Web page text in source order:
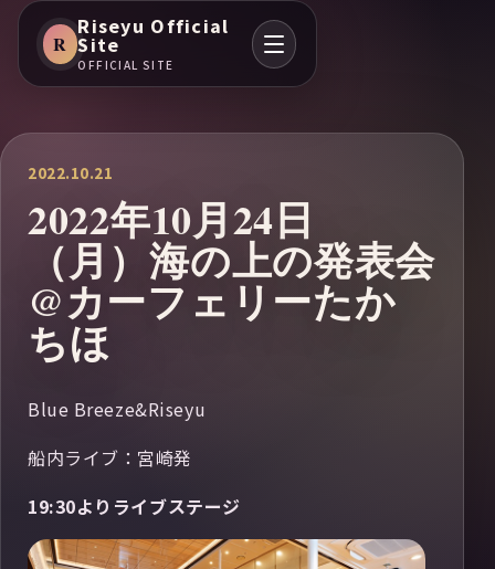
R
Riseyu Official
Site
OFFICIAL SITE
2022.10.21
2022年10月24日
（月）海の上の発表会
@カーフェリーたか
ちほ
Blue Breeze&Riseyu
船内ライブ：宮崎発
19:30よりライブステージ